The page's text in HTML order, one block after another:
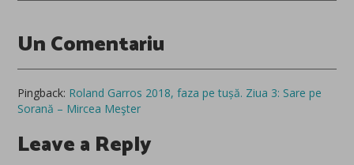
Un Comentariu
Pingback: Roland Garros 2018, faza pe tușă. Ziua 3: Sare pe
Sorană – Mircea Meşter
Leave a Reply